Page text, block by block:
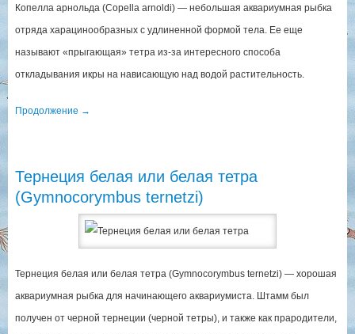
Копелла арнольда (Copella arnoldi) — небольшая аквариумная рыбка
отряда харацинообразных с удлиненной формой тела. Ее еще
называют «прыгающая» тетра из-за интересного способа
откладывания икры на нависающую над водой растительность.
Продолжение →
Тернеция белая или белая тетра
(Gymnocorymbus ternetzi)
Тернеция белая или белая тетра (Gymnocorymbus ternetzi) — хорошая
аквариумная рыбка для начинающего аквариумиста. Штамм был
получен от черной тернеции (черной тетры), и также как прародители,